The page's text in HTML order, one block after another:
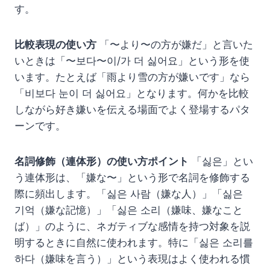
す。
比較表現の使い方 「〜より〜の方が嫌だ」と言いた
いときは「〜보다〜이/가 더 싫어요」という形を使
います。たとえば「雨より雪の方が嫌いです」なら
「비보다 눈이 더 싫어요」となります。何かを比較
しながら好き嫌いを伝える場面でよく登場するパタ
ーンです。
名詞修飾（連体形）の使い方ポイント
「싫은」とい
う連体形は、「嫌な〜」という形で名詞を修飾する
際に頻出します。「싫은 사람（嫌な人）」「싫은
기억（嫌な記憶）」「싫은 소리（嫌味、嫌なこと
ば）」のように、ネガティブな感情を持つ対象を説
明するときに自然に使われます。特に「싫은 소리를
하다（嫌味を言う）」という表現はよく使われる慣